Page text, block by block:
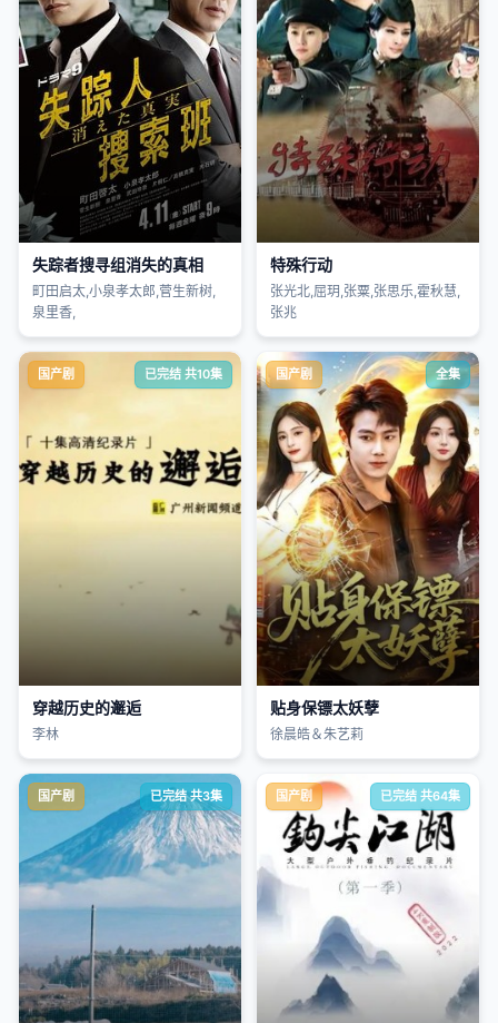
失踪者搜寻组消失的真相
町田启太,小泉孝太郎,菅生新树,
泉里香,
特殊行动
张光北,屈玥,张粟,张思乐,霍秋慧,
张兆
国产剧 已完结 共10集
穿越历史的邂逅
李林
国产剧 全集
贴身保镖太妖孽
徐晨皓＆朱艺莉
国产剧 已完结 共3集 国产剧 已完结 共64集